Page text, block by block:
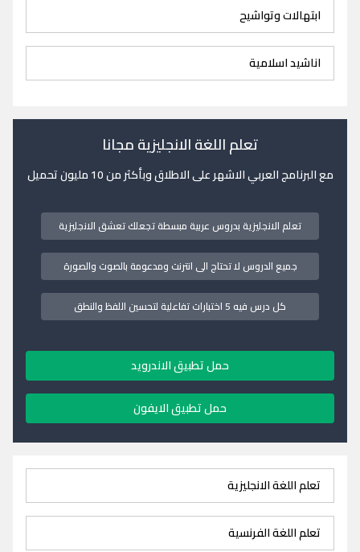
ابتهالات وتواشيح
اناشيد اسلامية
تعلم اللغة الانجليزية مجانا
مع البرنامج العربي الاشهر على الاطلاق وبأكثر من 10 مليون تحميل
تعلم الانجليزية بدروس عربية مبسطة تجعلك تعشق الانجليزية
جميع الدروس لا تحتاج الى انترنت ومدعومة بالصوت والصورة
كل درس فيه 5 اختبارات تفاعلية لتحسين اللفظ والنطق
حمل تطبيق الاندرويد
حمل تطبيق الايفون
تعلم اللغة الانجليزية
تعلم اللغة الفرنسية